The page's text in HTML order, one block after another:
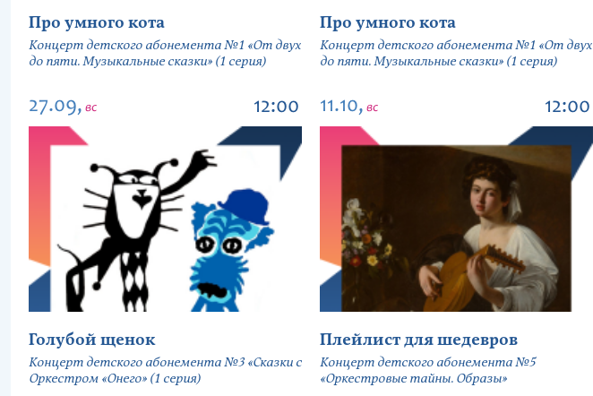
Про умного кота
Концерт детского абонемента №1 «От двух
до пяти. Музыкальные сказки» (1 серия)
Про умного кота
Концерт детского абонемента №1 «От двух
до пяти. Музыкальные сказки» (1 серия)
27.09, вс 12:00
Голубой щенок
Концерт детского абонемента №3 «Сказки с
Оркестром «Онего» (1 серия)
11.10, вс 12:00
Плейлист для шедевров
Концерт детского абонемента №5
«Оркестровые тайны. Образы»